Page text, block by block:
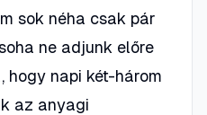
sok néha csak pár
ne adjunk előre
hogy napi két-három
az anyagi